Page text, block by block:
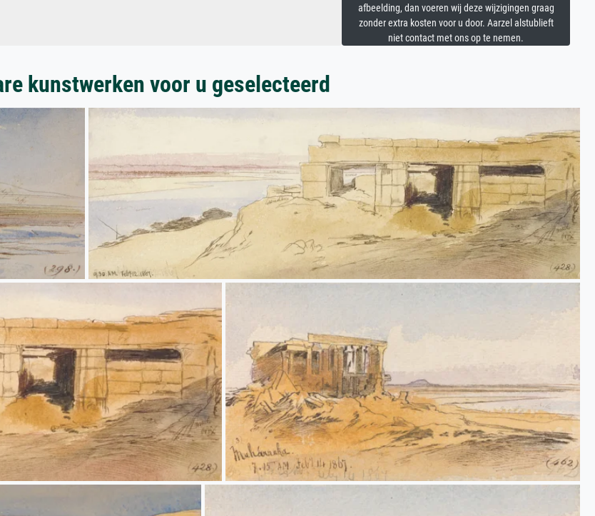
afbeelding, dan voeren wij deze wijzigingen graag
zonder extra kosten voor u door. Aarzel alstublieft
niet contact met ons op te nemen.
kunstwerken voor u geselecteerd